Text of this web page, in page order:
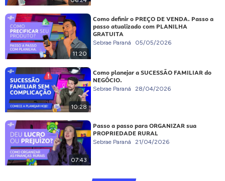
11:20
Como definir o PREÇO DE VENDA. Passo a
passo atualizado com PLANILHA
GRATUITA
Sebrae Paraná 05/05/2026
10:28
Como planejar a SUCESSÃO FAMILIAR do
NEGÓCIO.
Sebrae Paraná 28/04/2026
07:43
Passo a passo para ORGANIZAR sua
PROPRIEDADE RURAL
Sebrae Paraná 21/04/2026